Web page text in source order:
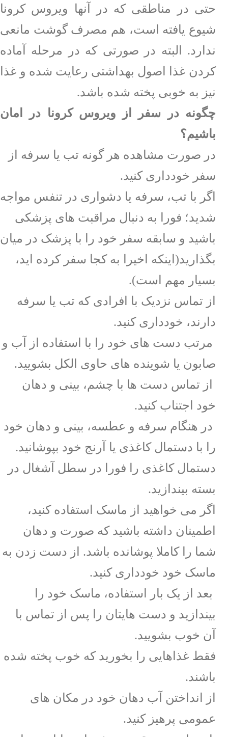
حتی در مناطقی که در آنها ویروس کرونا
شیوع یافته است، هم مصرف گوشت مانعی
ندارد. البته در صورتی که در مرحله آماده
کردن غذا اصول بهداشتی رعایت شده و غذا
نیز به خوبی پخته شده باشد.
چگونه در سفر از ویروس کرونا در امان
باشیم؟
در صورت مشاهده هر گونه تب یا سرفه از
سفر خودداری کنید.
اگر با تب، سرفه یا دشواری در تنفس مواجه
شدید؛ فورا به دنبال مراقبت های پزشکی
باشید و سابقه سفر خود را با پزشک در میان
بگذارید(اینکه اخیرا به کجا سفر کرده اید،
بسیار مهم است).
از تماس نزدیک با افرادی که تب یا سرفه
دارند، خودداری کنید.
مرتب دست های خود را با استفاده از آب و
صابون یا شوینده های حاوی الکل بشویید.
از تماس دست ها با چشم، بینی و دهان
خود اجتناب کنید.
در هنگام سرفه و عطسه، بینی و دهان خود
را با دستمال کاغذی یا آرنج خود بپوشانید.
دستمال کاغذی را فورا در سطل آشغال در
بسته بیندازید.
اگر می خواهید از ماسک استفاده کنید،
اطمینان داشته باشید که صورت و دهان
شما را کاملا پوشانده باشد. از دست زدن به
ماسک خود خودداری کنید.
بعد از یک بار استفاده، ماسک خود را
بیندازید و دست هایتان را پس از تماس با
آن خوب بشویید.
فقط غذاهایی را بخورید که خوب پخته شده
باشند.
از انداختن آب دهان خود در مکان های
عمومی پرهیز کنید.